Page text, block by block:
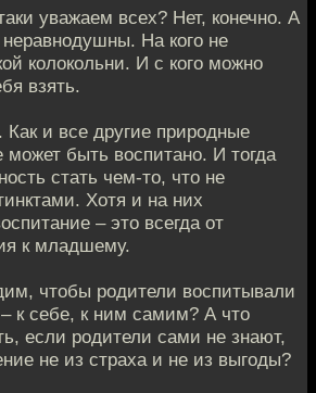
уважаем всех? Нет, конечно. А
неравнодушны. На кого не
колокольни. И с кого можно
взять.
и все другие природные
может быть воспитано. И тогда
стать чем-то, что не
Хотя и на них
– это всегда от
к младшему.
чтобы родители воспитывали
к себе, к ним самим? А что
если родители сами не знают,
не из страха и не из выгоды?